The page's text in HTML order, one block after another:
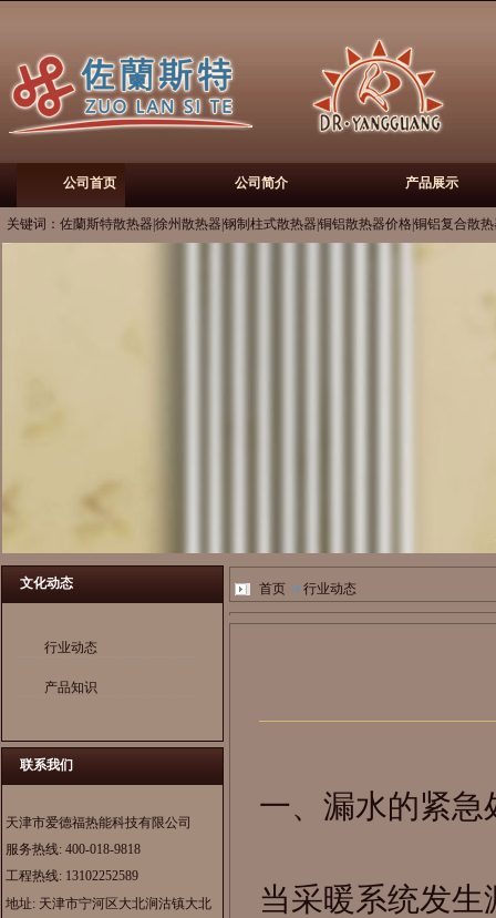
公司首页 公司简介 产品展示
关键词：佐蘭斯特散热器|徐州散热器|钢制柱式散热器|铜铝散热器价格|铜铝复合散
文化动态
行业动态
产品知识
联系我们
天津市爱德福热能科技有限公司
服务热线:400-018-9818
工程热线:13102252589
地址: 天津市宁河区大北涧沽镇大北
首页 行业动态
一、漏水的紧急
当采暖系统发